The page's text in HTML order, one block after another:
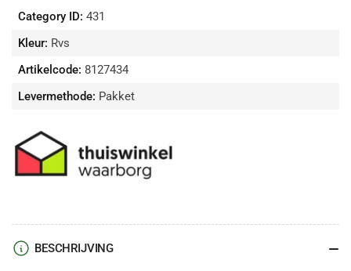
Category ID: 431
Kleur: Rvs
Artikelcode: 8127434
Levermethode: Pakket
BESCHRIJVING